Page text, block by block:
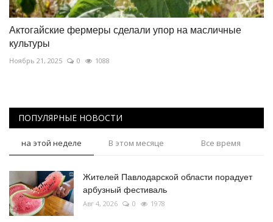
Актогайские фермеры сделали упор на масличные
культуры
Ноябрь 21, 2025 0 1088
ПОПУЛЯРНЫЕ НОВОСТИ
на этой неделе В этом месяце Все время
Жителей Павлодарской области порадует
арбузный фестиваль
Авг 4, 2026 0 1978